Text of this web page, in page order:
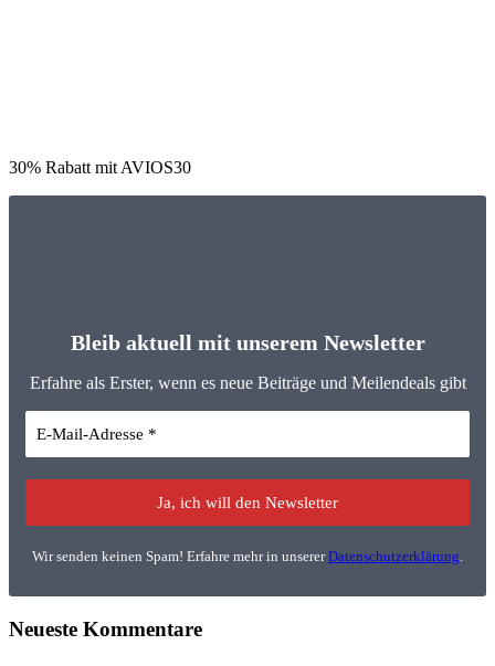
30% Rabatt mit AVIOS30
Bleib aktuell mit unserem Newsletter
Erfahre als Erster, wenn es neue Beiträge und Meilendeals gibt
Wir senden keinen Spam! Erfahre mehr in unsererDatenschutzerklärung.
Neueste Kommentare